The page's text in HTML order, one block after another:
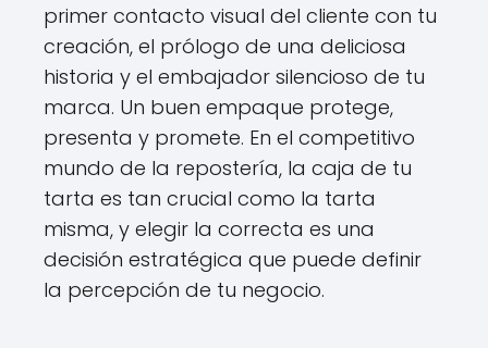
primer contacto visual del cliente con tu
creación, el prólogo de una deliciosa
historia y el embajador silencioso de tu
marca. Un buen empaque protege,
presenta y promete. En el competitivo
mundo de la repostería, la caja de tu
tarta es tan crucial como la tarta
misma, y elegir la correcta es una
decisión estratégica que puede definir
la percepción de tu negocio.